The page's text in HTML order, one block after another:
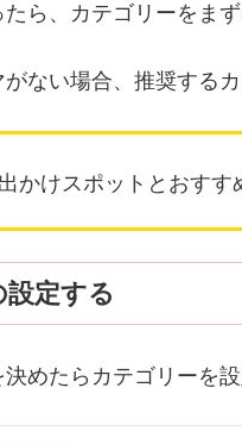
ら、カテゴリーをまず
ない場合、推奨する
かけスポットとおす
定する
めたらカテゴリーを設